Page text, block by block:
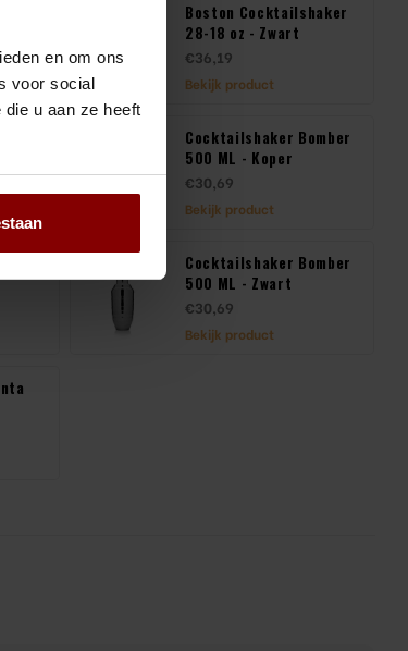
en om ons
voor social
u aan ze heeft
Boston Cocktailshaker
28-18 oz - Zwart
€36,19
Bekijk product
Cocktailshaker Bomber
500 ML - Koper
€30,69
Bekijk product
Cocktailshaker Bomber
500 ML - Zwart
€30,69
Bekijk product